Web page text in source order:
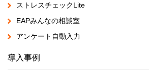
ストレスチェックLite
EAPみんなの相談室
アンケート自動入力
導入事例